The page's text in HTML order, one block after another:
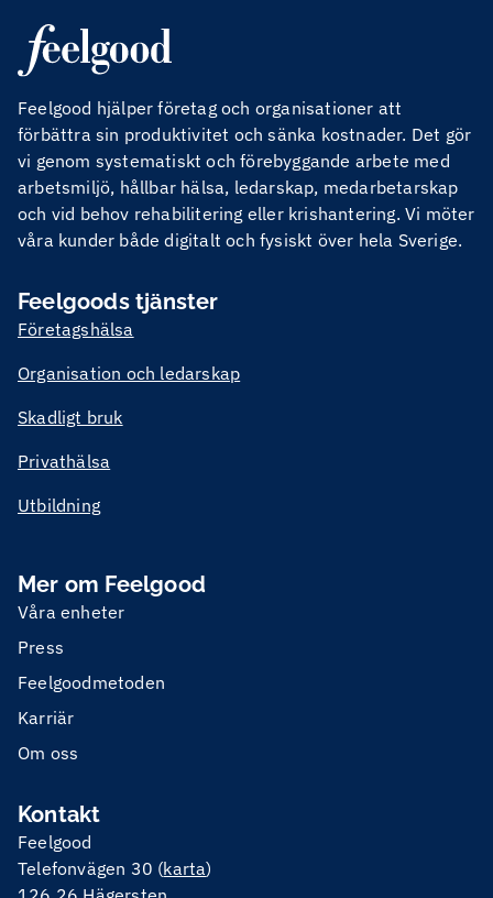
Feelgood hjälper företag och organisationer att
förbättra sin produktivitet och sänka kostnader. Det gör
vi genom systematiskt och förebyggande arbete med
arbetsmiljö, hållbar hälsa, ledarskap, medarbetarskap
och vid behov rehabilitering eller krishantering. Vi möter
våra kunder både digitalt och fysiskt över hela Sverige.
Feelgoods tjänster
Företagshälsa
Organisation och ledarskap
Skadligt bruk
Privathälsa
Utbildning
Mer om Feelgood
Våra enheter
Press
Feelgoodmetoden
Karriär
Om oss
Kontakt
Feelgood
Telefonvägen 30 (karta)